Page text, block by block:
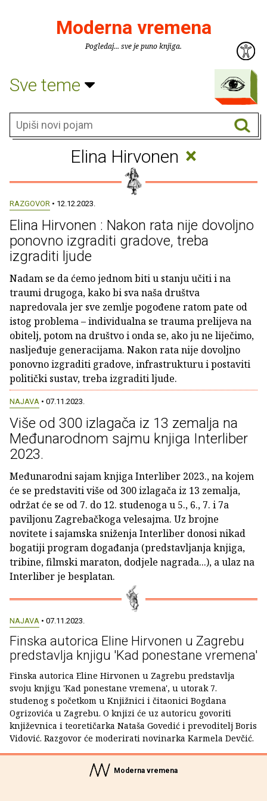
Moderna vremena
Pogledaj... sve je puno knjiga.
Sve teme
Elina Hirvonen ×
RAZGOVOR • 12.12.2023.
Elina Hirvonen : Nakon rata nije dovoljno
ponovno izgraditi gradove, treba
izgraditi ljude
Nadam se da ćemo jednom biti u stanju učiti i na
traumi drugoga, kako bi sva naša društva
napredovala jer sve zemlje pogođene ratom pate od
istog problema – individualna se trauma prelijeva na
obitelj, potom na društvo i onda se, ako ju ne liječimo,
nasljeđuje generacijama. Nakon rata nije dovoljno
ponovno izgraditi gradove, infrastrukturu i postaviti
politički sustav, treba izgraditi ljude.
NAJAVA • 07.11.2023.
Više od 300 izlagača iz 13 zemalja na
Međunarodnom sajmu knjiga Interliber
2023.
Međunarodni sajam knjiga Interliber 2023., na kojem
će se predstaviti više od 300 izlagača iz 13 zemalja,
održat će se od 7. do 12. studenoga u 5., 6., 7. i 7a
paviljonu Zagrebačkoga velesajma. Uz brojne
novitete i sajamska sniženja Interliber donosi nikad
bogatiji program događanja (predstavljanja knjiga,
tribine, filmski maraton, dodjele nagrada...), a ulaz na
Interliber je besplatan.
NAJAVA • 07.11.2023.
Finska autorica Eline Hirvonen u Zagrebu
predstavlja knjigu 'Kad ponestane vremena'
Finska autorica Eline Hirvonen u Zagrebu predstavlja
svoju knjigu 'Kad ponestane vremena', u utorak 7.
studenog s početkom u Knjižnici i čitaonici Bogdana
Ogrizovića u Zagrebu. O knjizi će uz autoricu govoriti
književnica i teoretičarka Nataša Govedić i prevoditelj Boris
Vidović. Razgovor će moderirati novinarka Karmela Devčić.
Moderna vremena